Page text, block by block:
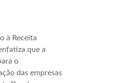
à Receita
que a
o
das empresas